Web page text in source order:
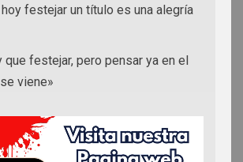
hoy festejar un título es una alegría
que festejar, pero pensar ya en el
viene»